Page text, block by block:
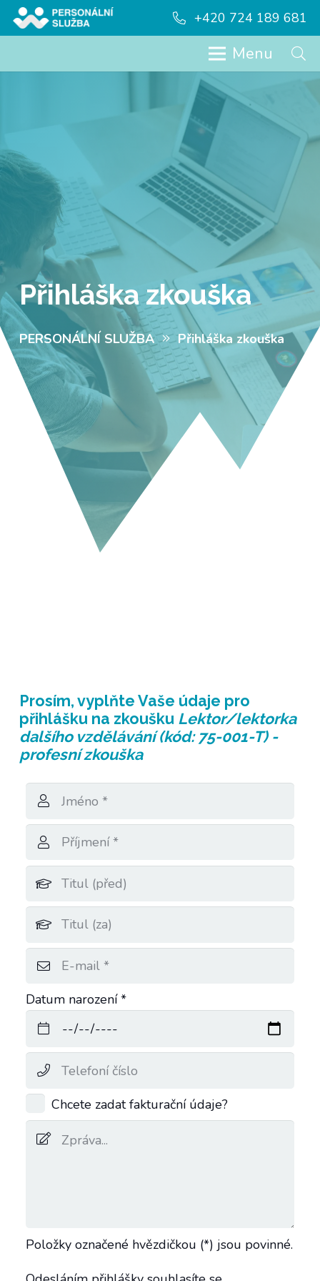
+420 724 189 681
Menu
Přihláška zkouška
PERSONÁLNÍ SLUŽBA Přihláška zkouška
Prosím, vyplňte Vaše údaje pro
přihlášku na zkoušku Lektor/lektorka
dalšího vzdělávání (kód: 75-001-T) -
profesní zkouška
Datum narození *
Chcete zadat fakturační údaje?
Položky označené hvězdičkou (*) jsou povinné.